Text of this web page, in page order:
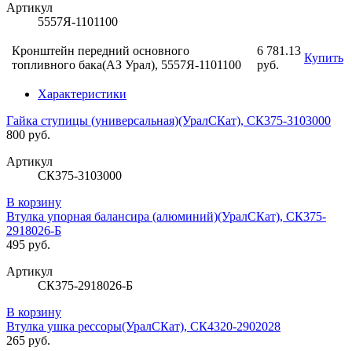
Артикул
5557Я-1101100
Кронштейн передний основного
топливного бака(АЗ Урал), 5557Я-1101100
6 781.13
руб.
Купить
Характеристики
Гайка ступицы (универсальная)(УралСКат), СК375-3103000
800 руб.
Артикул
СК375-3103000
В корзину
Втулка упорная балансира (алюминий)(УралСКат), СК375-
2918026-Б
495 руб.
Артикул
СК375-2918026-Б
В корзину
Втулка ушка рессоры(УралСКат), СК4320-2902028
265 руб.